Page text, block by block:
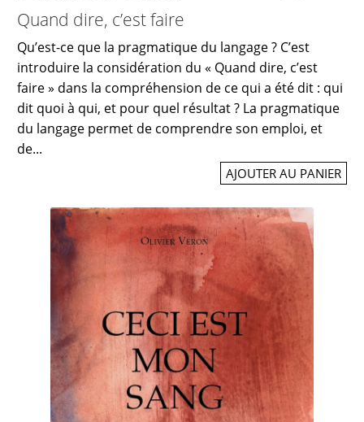
Quand dire, c’est faire
Qu’est-ce que la pragmatique du langage ? C’est
introduire la considération du « Quand dire, c’est
faire » dans la compréhension de ce qui a été dit : qui
dit quoi à qui, et pour quel résultat ? La pragmatique
du langage permet de comprendre son emploi, et
de...
AJOUTER AU PANIER